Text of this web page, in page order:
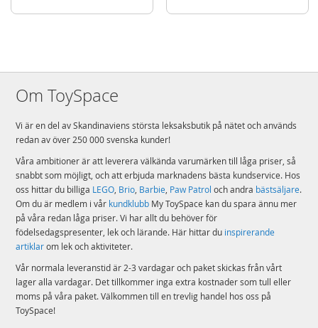
Om ToySpace
Vi är en del av Skandinaviens största leksaksbutik på nätet och används
redan av över 250 000 svenska kunder!
Våra ambitioner är att leverera välkända varumärken till låga priser, så
snabbt som möjligt, och att erbjuda marknadens bästa kundservice. Hos
oss hittar du billiga LEGO, Brio, Barbie, Paw Patrol och andra bästsäljare.
Om du är medlem i vår kundklubb My ToySpace kan du spara ännu mer
på våra redan låga priser. Vi har allt du behöver för
födelsedagspresenter, lek och lärande. Här hittar du inspirerande
artiklarom lek och aktiviteter.
Vår normala leveranstid är 2-3 vardagar och paket skickas från vårt
lager alla vardagar. Det tillkommer inga extra kostnader som tull eller
moms på våra paket. Välkommen till en trevlig handel hos oss på
ToySpace!